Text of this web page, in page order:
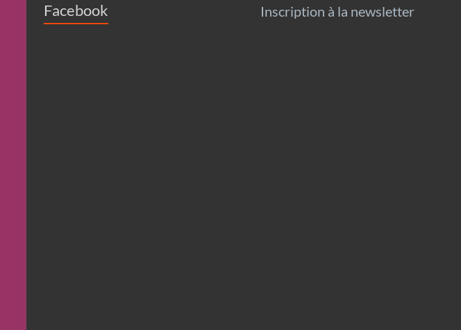
Facebook Inscription à la newsletter